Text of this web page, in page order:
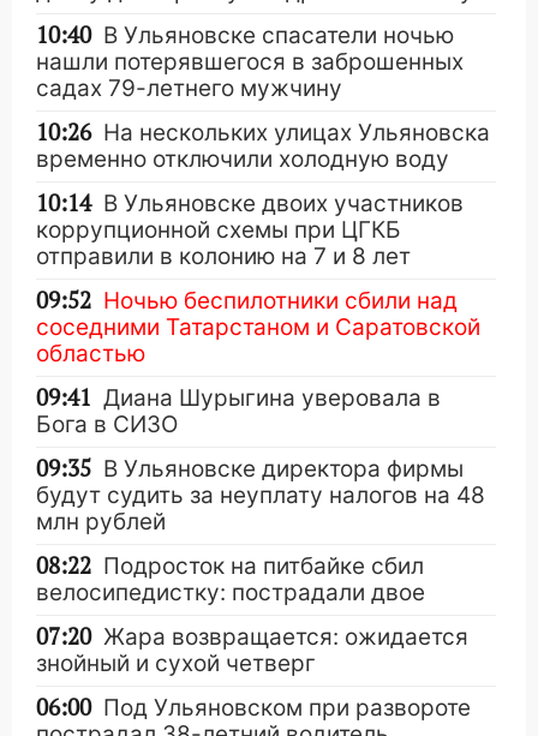
10:40 В Ульяновске спасатели ночью
нашли потерявшегося в заброшенных
садах 79-летнего мужчину
10:26 На нескольких улицах Ульяновска
временно отключили холодную воду
10:14 В Ульяновске двоих участников
коррупционной схемы при ЦГКБ
отправили в колонию на 7 и 8 лет
09:52 Ночью беспилотники сбили над
соседними Татарстаном и Саратовской
областью
09:41 Диана Шурыгина уверовала в
Бога в СИЗО
09:35 В Ульяновске директора фирмы
будут судить за неуплату налогов на 48
млн рублей
08:22 Подросток на питбайке сбил
велосипедистку: пострадали двое
07:20 Жара возвращается: ожидается
знойный и сухой четверг
06:00 Под Ульяновском при развороте